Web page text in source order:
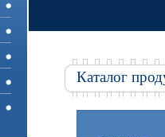
Каталог